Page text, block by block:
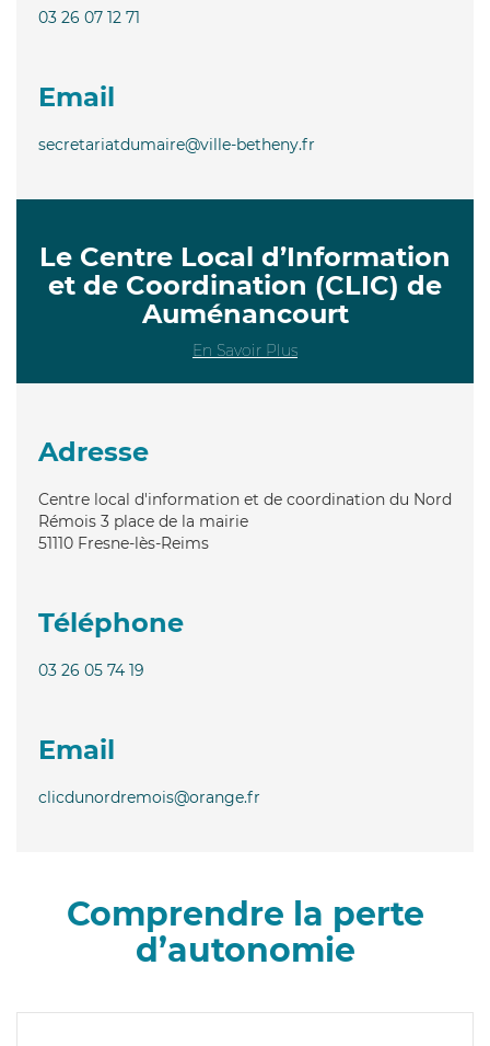
03 26 07 12 71
Email
secretariatdumaire@ville-betheny.fr
Le Centre Local d’Information
et de Coordination (CLIC) de
Auménancourt
En Savoir Plus
Adresse
Centre local d'information et de coordination du Nord
Rémois 3 place de la mairie
51110 Fresne-lès-Reims
Téléphone
03 26 05 74 19
Email
clicdunordremois@orange.fr
Comprendre la perte
d’autonomie